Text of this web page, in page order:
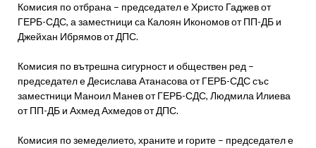
Комисия по отбрана – председател е Христо Гаджев от
ГЕРБ-СДС, а заместници са Калоян Икономов от ПП-ДБ и
Джейхан Ибрямов от ДПС.
Комисия по вътрешна сигурност и обществен ред –
председател е Десислава Атанасова от ГЕРБ-СДС със
заместници Маноил Манев от ГЕРБ-СДС, Людмила Илиева
от ПП-ДБ и Ахмед Ахмедов от ДПС.
Комисия по земеделието, храните и горите – председател е